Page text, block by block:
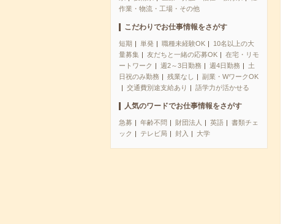
作業・物流・工場・その他
こだわりでお仕事情報をさがす
短期 単発 職種未経験OK
10名以上の大
量募集
友だちと一緒の応募OK
在宅・リモ
ートワーク
週2～3日勤務 週4日勤務
土
日祝のみ勤務
残業なし
副業・WワークOK
交通費別途支給あり
語学力が活かせる
人気のワードでお仕事情報をさがす
急募 年齢不問 財団法人 英語
書類チェ
ック
テレビ局 封入 大学